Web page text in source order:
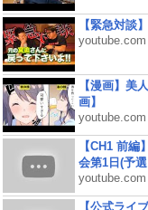
【緊急対談
youtube.com
【漫画】美
画】
youtube.com
【CH1 前
会第1日(予
youtube.com
【公式ライ